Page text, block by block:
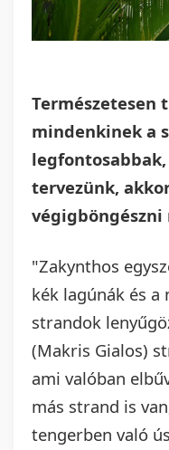
Természetesen
mindenkinek a
tervezünk,
végigböngészni
"Zakynthos
kék lagúnák és a
strandok
(Makris Gialos)
ami valóban
más strand is
tengerben való